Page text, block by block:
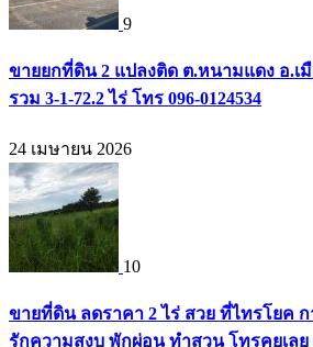
9
ขายยกที่ดิน 2 แปลงติด ต.หนามแดง อ.เมื
รวม 3-1-72.2 ไร่ โทร 096-0124534
24 เมษายน 2026
10
ขายที่ดิน ลดราคา 2 ไร่ สวย ที่ไทรโยค
รักความสงบ พักผ่อน ทำสวน โทรคุยเลย